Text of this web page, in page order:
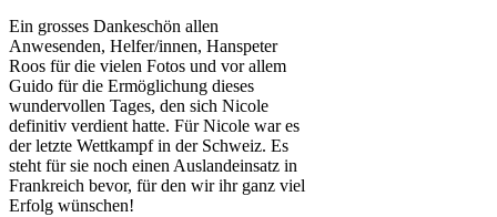
Ein grosses Dankeschön allen
Anwesenden, Helfer/innen, Hanspeter
Roos für die vielen Fotos und vor allem
Guido für die Ermöglichung dieses
wundervollen Tages, den sich Nicole
definitiv verdient hatte. Für Nicole war es
der letzte Wettkampf in der Schweiz. Es
steht für sie noch einen Auslandeinsatz in
Frankreich bevor, für den wir ihr ganz viel
Erfolg wünschen!